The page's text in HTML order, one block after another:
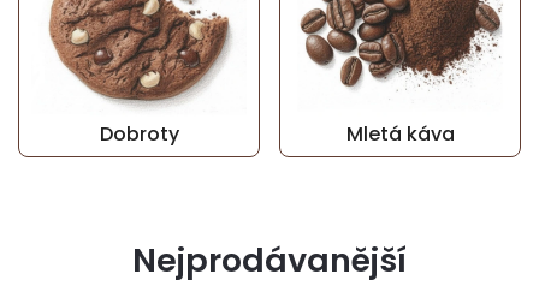
Dobroty Mletá káva
Nejprodávanější